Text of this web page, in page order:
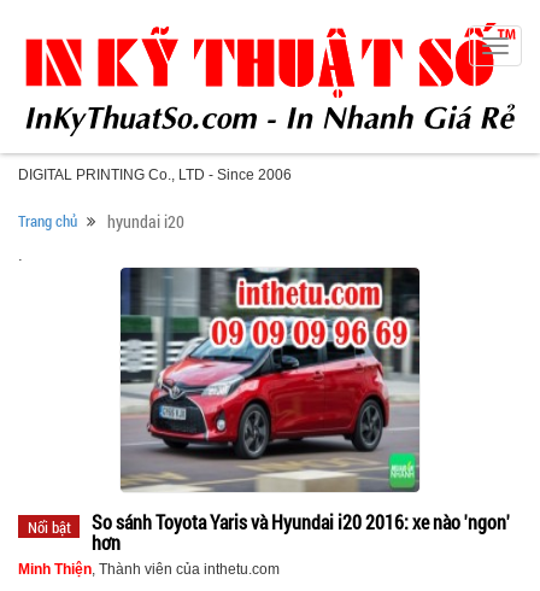
DIGITAL PRINTING Co., LTD - Since 2006
Toggle
Trang chủ hyundai i20
.
Nổi bật
So sánh Toyota Yaris và Hyundai i20 2016: xe nào 'ngon'
hơn
Minh Thiện, Thành viên của inthetu.com